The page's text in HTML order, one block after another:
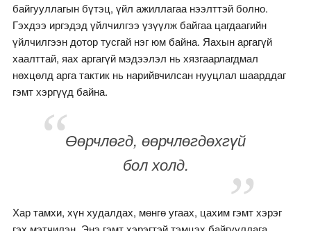
байгууллагын бүтэц, үйл ажиллагаа нээлттэй болно.
Гэхдээ иргэдэд үйлчилгээ үзүүлж байгаа цагдаагийн
үйлчилгээн дотор тусгай нэг юм байна. Яахын аргагүй
хаалттай, яах аргагүй мэдээлэл нь хязгаарлагдмал
нөхцөлд арга тактик нь нарийвчилсан нууцлал шаарддаг
гэмт хэргүүд байна.
Өөрчлөгд, өөрчлөгдөхгүй
бол холд.
Хар тамхи, хүн худалдах, мөнгө угаах, цахим гэмт хэрэг